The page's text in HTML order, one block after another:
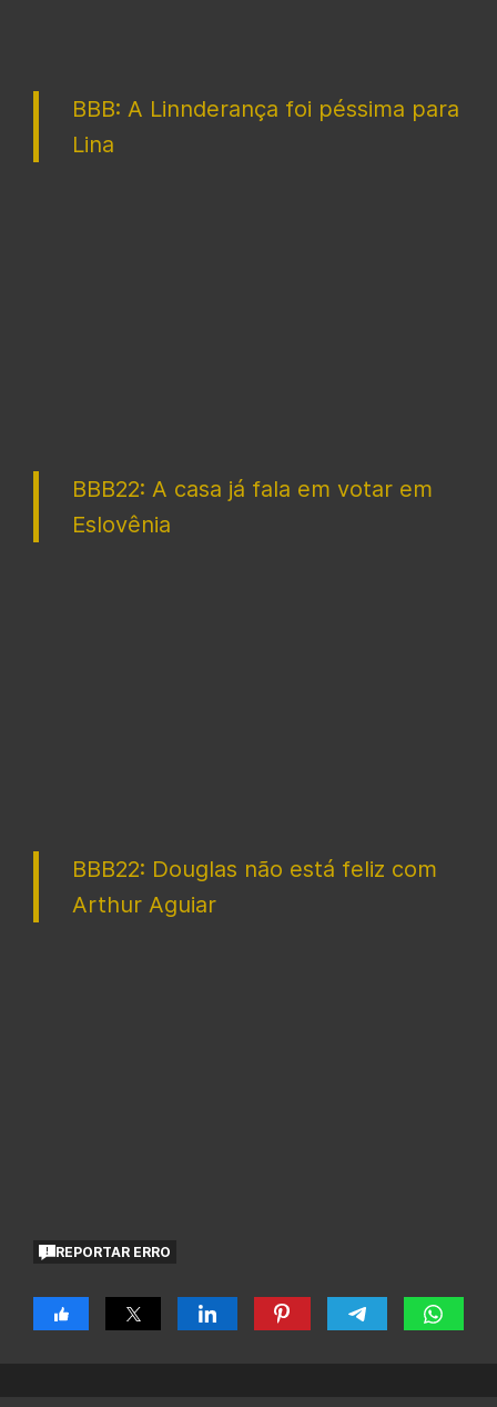
BBB: A Linnderança foi péssima para
Lina
BBB22: A casa já fala em votar em
Eslovênia
BBB22: Douglas não está feliz com
Arthur Aguiar
REPORTAR ERRO